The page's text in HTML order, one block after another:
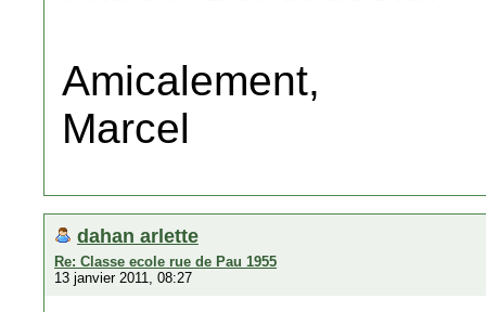
Amicalement,
Marcel
dahan arlette
Re: Classe ecole rue de Pau 1955
13 janvier 2011, 08:27